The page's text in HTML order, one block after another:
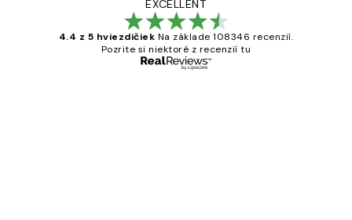
EXCELLENT
4.4 z 5 hviezdičiek Na základe 108346 recenzií.
Pozrite si niektoré z recenzií tu